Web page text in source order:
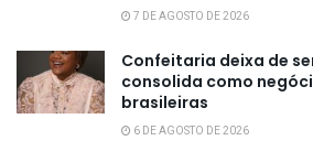
7 DE AGOSTO DE 2026
Confeitaria deixa de
consolida como
brasileiras
6 DE AGOSTO DE 2026